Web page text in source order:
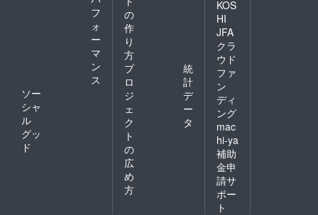
フ
ォ
ー
マ
ン
ス
ソー
シャ
ル
グッ
ド
の
作
り
方
プ
ロ
ジ
ェ
ク
ト
の
広
め
方
統
計
デ
ー
タ
KOS
HI
JFA
クラ
ウド
ファ
ン
ディ
ング
mac
hi-ya
補助
金申
請サ
ポー
ト